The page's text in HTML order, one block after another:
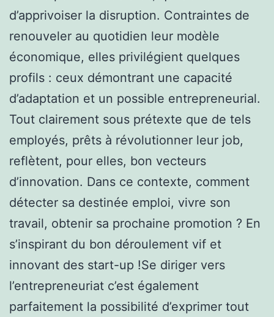
d’apprivoiser la disruption. Contraintes de
renouveler au quotidien leur modèle
économique, elles privilégient quelques
profils : ceux démontrant une capacité
d’adaptation et un possible entrepreneurial.
Tout clairement sous prétexte que de tels
employés, prêts à révolutionner leur job,
reflètent, pour elles, bon vecteurs
d’innovation. Dans ce contexte, comment
détecter sa destinée emploi, vivre son
travail, obtenir sa prochaine promotion ? En
s’inspirant du bon déroulement vif et
innovant des start-up !Se diriger vers
l’entrepreneuriat c’est également
parfaitement la possibilité d’exprimer tout